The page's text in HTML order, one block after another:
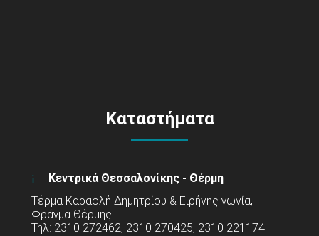
Καταστήματα
Κεντρικά Θεσσαλονίκης - Θέρμη
Τέρμα Καραολή Δημητρίου & Ειρήνης γωνία,
Φράγμα Θέρμης
Τηλ: 2310 272462, 2310 270425, 2310 221174